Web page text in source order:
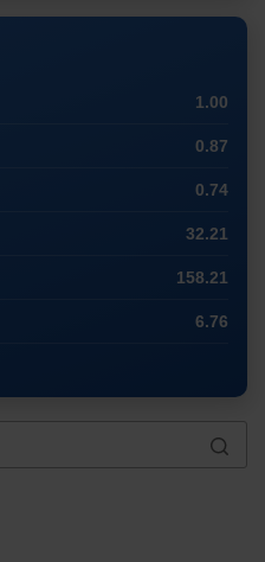
1.00
0.87
0.74
32.21
158.21
6.76